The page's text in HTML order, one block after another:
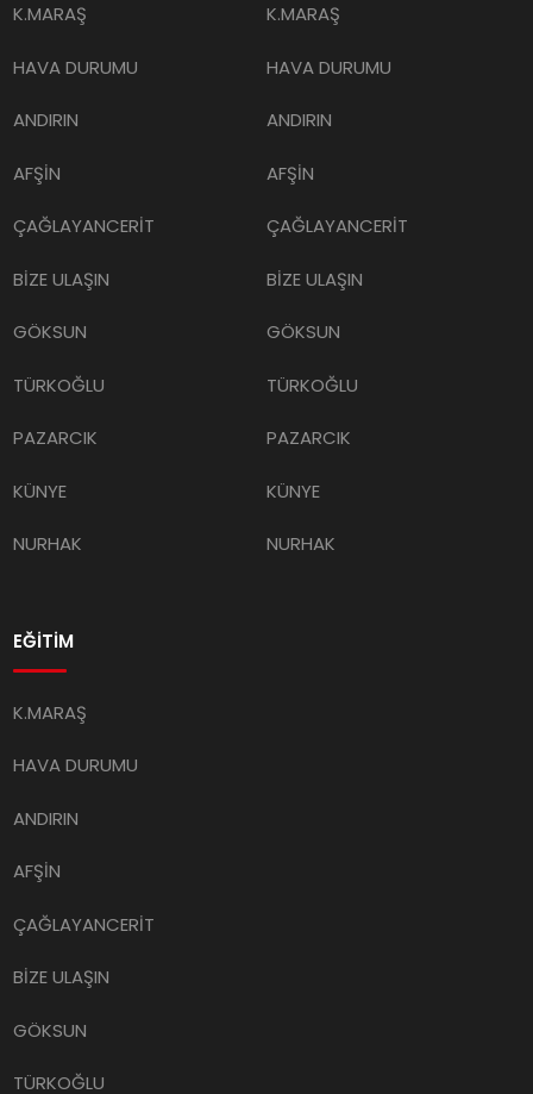
K.MARAŞ
HAVA DURUMU
ANDIRIN
AFŞİN
ÇAĞLAYANCERİT
BİZE ULAŞIN
GÖKSUN
TÜRKOĞLU
PAZARCIK
KÜNYE
NURHAK
K.MARAŞ
HAVA DURUMU
ANDIRIN
AFŞİN
ÇAĞLAYANCERİT
BİZE ULAŞIN
GÖKSUN
TÜRKOĞLU
PAZARCIK
KÜNYE
NURHAK
EĞİTİM
K.MARAŞ
HAVA DURUMU
ANDIRIN
AFŞİN
ÇAĞLAYANCERİT
BİZE ULAŞIN
GÖKSUN
TÜRKOĞLU